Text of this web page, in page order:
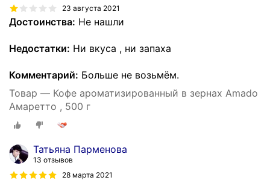
23 августа 2021
Достоинства: Не нашли
Недостатки: Ни вкуса , ни запаха
Комментарий: Больше не возьмём.
Товар — Кофе ароматизированный в зернах Amado
Амаретто , 500 г
Татьяна Парменова
13 отзывов
28 марта 2021